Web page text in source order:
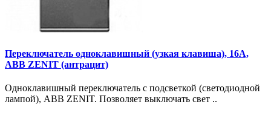
Переключатель одноклавишный (узкая клавиша), 16А,
ABB ZENIT (антрацит)
Одноклавишный переключатель с подсветкой (светодиодной
лампой), ABB ZENIT. Позволяет выключать свет ..